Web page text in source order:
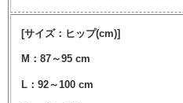
[サイズ：ヒップ(cm)]
M：87～95 cm
L：92～100 cm